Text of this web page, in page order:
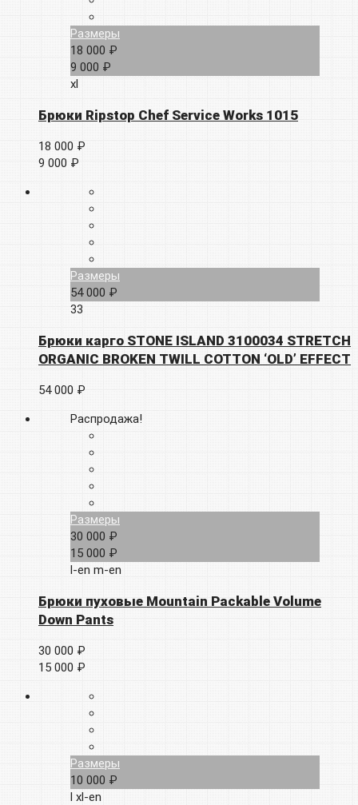
Размеры
18 000 ₽
9 000 ₽
xl
Брюки Ripstop Chef Service Works 1015
18 000 ₽
9 000 ₽
Размеры
54 000 ₽
33
Брюки карго STONE ISLAND 3100034 STRETCH
ORGANIC BROKEN TWILL COTTON ‘OLD’ EFFECT
54 000 ₽
Распродажа!
Размеры
30 000 ₽
15 000 ₽
l-en m-en
Брюки пуховые Mountain Packable Volume
Down Pants
30 000 ₽
15 000 ₽
Размеры
10 000 ₽
l xl-en